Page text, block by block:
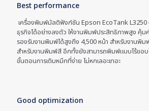
Best performance
เครื่องพิมพ์มัลติฟังก์ชัน Epson EcoTank
ธุรกิจได้อย่างลงตัว ให้งานพิมพ์ประสิทธิภาพสูง คุ้มค่
รองรับงานพิมพ์ได้สูงถึง 4,500 หน้า สำหรับงานพิม
สำหรับงานพิมพ์สี อีกทั้งยังสามารถพิมพ์แบบไร้ขอ
ขั้นตอนการเติมหมึกที่ง่าย ไม่หกเลอะเทอะ
Good optimization